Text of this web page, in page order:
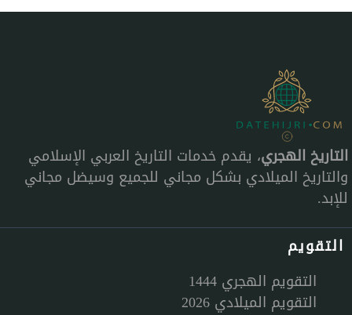
التاريخ الهجري، يقدم خدمات التاريخ العربي الإسلامي
والتاريخ الميلادي بشكل مجاني للجميع وسيضل مجاني
للإبد.
التقويم
التقويم الهجري 1444
التقويم الميلادي 2026